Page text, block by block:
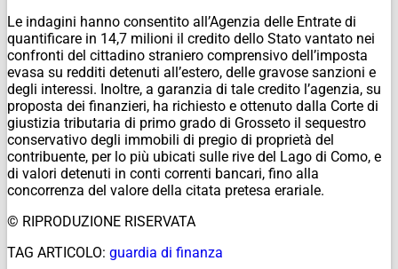
Le indagini hanno consentito all’Agenzia delle Entrate di
quantificare in 14,7 milioni il credito dello Stato vantato nei
confronti del cittadino straniero comprensivo dell’imposta
evasa su redditi detenuti all’estero, delle gravose sanzioni e
degli interessi. Inoltre, a garanzia di tale credito l’agenzia, su
proposta dei finanzieri, ha richiesto e ottenuto dalla Corte di
giustizia tributaria di primo grado di Grosseto il sequestro
conservativo degli immobili di pregio di proprietà del
contribuente, per lo più ubicati sulle rive del Lago di Como, e
di valori detenuti in conti correnti bancari, fino alla
concorrenza del valore della citata pretesa erariale.
© RIPRODUZIONE RISERVATA
TAG ARTICOLO: guardia di finanza